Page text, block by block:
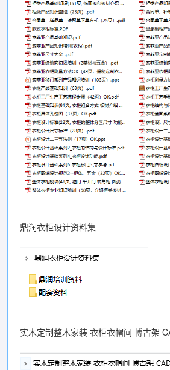
鼎润衣柜设计资料集
实木定制整木家装 衣柜衣帽间 博古架